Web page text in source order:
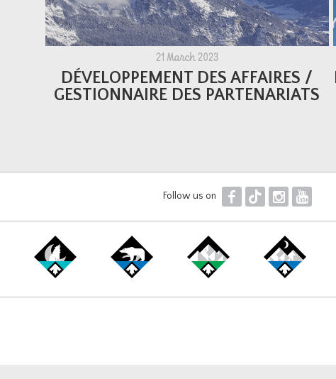
21 March 2023
DÉVELOPPEMENT DES AFFAIRES /
GESTIONNAIRE DES PARTENARIATS
Follow us on F T I Y